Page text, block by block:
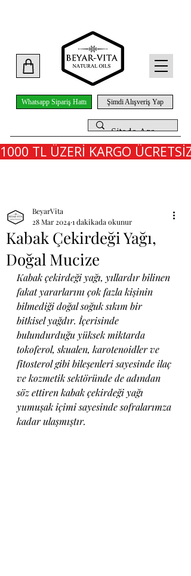
Whatsapp Sipariş Hattı Şimdi Alışveriş Yap
1000 TL ÜZERİ KARGO
Kabak Çekirdeği Yağı,
Doğal Mucize
BeyarVita
28 Mar 20241 dakikada okunur
Kabak çekirdeği yağı, yıllardır bilinen
fakat yararlarını çok fazla kişinin
bilmediği doğal soğuk sıkım bir
bitkisel yağdır. İçerisinde
bulundurduğu yüksek miktarda
tokoferol, skualen, karotenoidler ve
fitosterol gibi bileşenleri sayesinde ilaç
ve kozmetik sektöründe de adından
söz ettiren kabak çekirdeği yağı
yumuşak içimi sayesinde sofralarımza
kadar ulaşmıştır.